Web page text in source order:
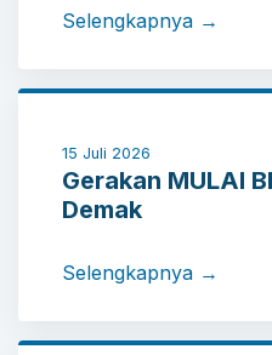
Selengkapnya →
15 Juli 2026
Gerakan MULAI
Demak
Selengkapnya →